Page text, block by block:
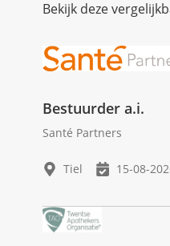
Bekijk deze
Bestuurder a.i.
Santé Partners
Tiel 15-08-